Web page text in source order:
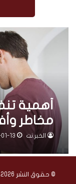
أهمية
مخاطر
على
الخبر.نت 13